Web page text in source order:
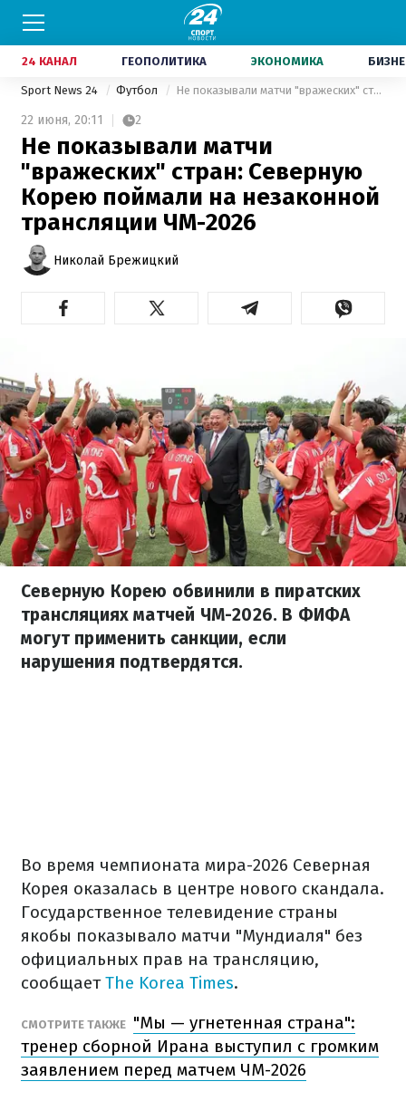
24 КАНАЛ ГЕОПОЛИТИКА ЭКОНОМИКА
Sport News 24 Футбол Не показывали матчи "вражеских" стран: Северную Корею поймали на незаконной трансляции ЧМ-2026
22 июня, 20:11 2
Не показывали матчи
"вражеских" стран: Северную
Корею поймали на незаконной
трансляции ЧМ-2026
Николай Брежицкий
Северную Корею обвинили в пиратских
трансляциях матчей ЧМ-2026. В ФИФА
могут применить санкции, если
нарушения подтвердятся.
Во время чемпионата мира-2026 Северная
Корея оказалась в центре нового скандала.
Государственное телевидение страны
якобы показывало матчи "Мундиаля" без
официальных прав на трансляцию,
сообщаетThe Korea Times.
СМОТРИТЕ ТАКЖЕ "Мы — угнетенная страна":
тренер сборной Ирана выступил с громким
заявлением перед матчем ЧМ-2026